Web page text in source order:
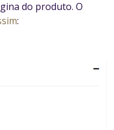
do produto. O
: